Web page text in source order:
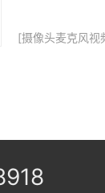
[摄像头麦克风视